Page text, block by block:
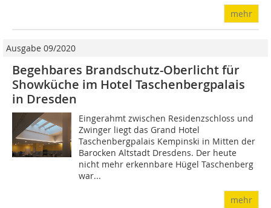
mehr
Ausgabe 09/2020
Begehbares Brandschutz-Oberlicht für
Showküche im Hotel Taschenbergpalais
in Dresden
Eingerahmt zwischen Residenzschloss und
Zwinger liegt das Grand Hotel
Taschenbergpalais Kempinski in Mitten der
Barocken Altstadt Dresdens. Der heute
nicht mehr erkennbare Hügel Taschenberg
war...
mehr